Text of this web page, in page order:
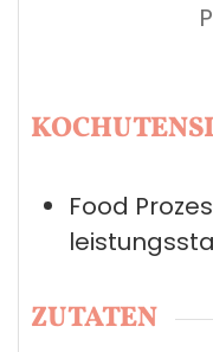
Food
ZUTATEN